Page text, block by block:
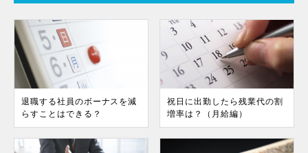
退職する社員のボーナスを減
らすことはできる？
祝日に出勤したら残業代の割
増率は？（月給編）